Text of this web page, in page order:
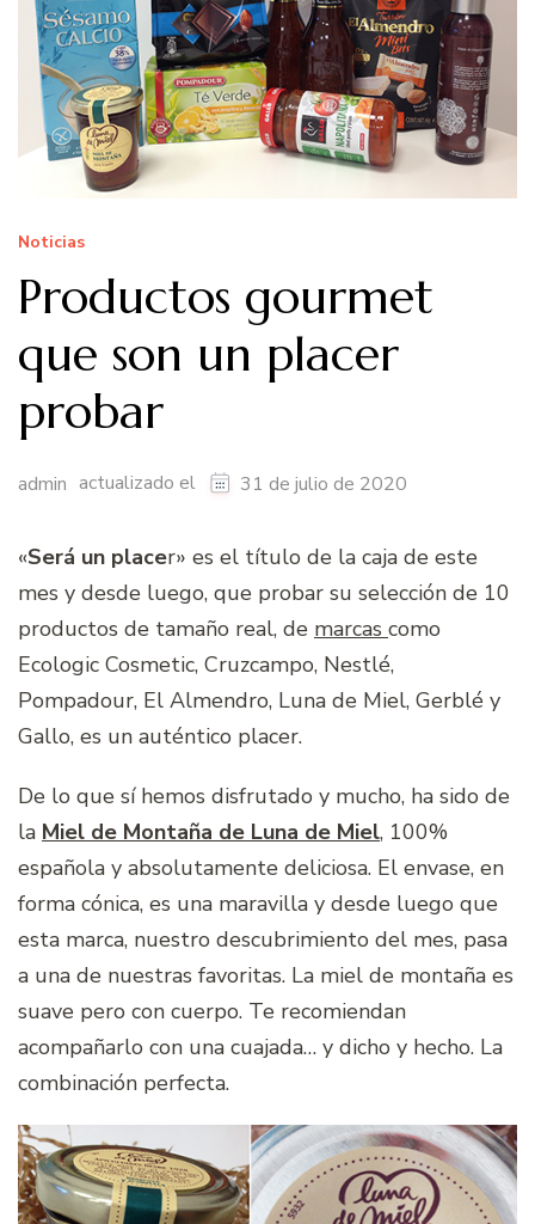
Noticias
Productos gourmet
que son un placer
probar
admin actualizado el 31 de julio de 2020
«Será un placer» es el título de la caja de este
mes y desde luego, que probar su selección de 10
productos de tamaño real, de marcas como
Ecologic Cosmetic, Cruzcampo, Nestlé,
Pompadour, El Almendro, Luna de Miel, Gerblé y
Gallo, es un auténtico placer.
De lo que sí hemos disfrutado y mucho, ha sido de
la Miel de Montaña de Luna de Miel, 100%
española y absolutamente deliciosa. El envase, en
forma cónica, es una maravilla y desde luego que
esta marca, nuestro descubrimiento del mes, pasa
a una de nuestras favoritas. La miel de montaña es
suave pero con cuerpo. Te recomiendan
acompañarlo con una cuajada… y dicho y hecho. La
combinación perfecta.